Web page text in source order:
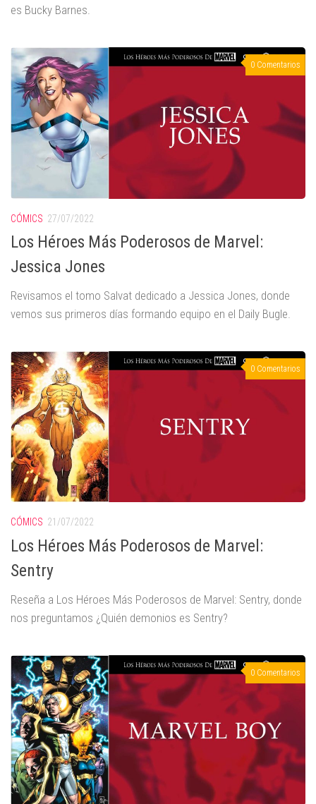
es Bucky Barnes.
0 Comentarios
CÓMICS 27/07/2022
Los Héroes Más Poderosos de Marvel:
Jessica Jones
Revisamos el tomo Salvat dedicado a Jessica Jones, donde
vemos sus primeros días formando equipo en el Daily Bugle.
0 Comentarios
CÓMICS 21/07/2022
Los Héroes Más Poderosos de Marvel:
Sentry
Reseña a Los Héroes Más Poderosos de Marvel: Sentry, donde
nos preguntamos ¿Quién demonios es Sentry?
0 Comentarios